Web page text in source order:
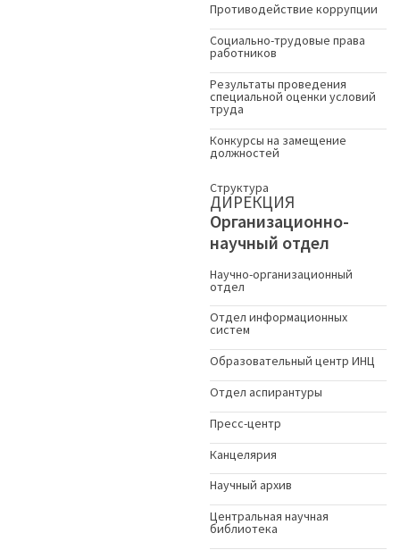
Противодействие коррупции
Социально-трудовые права
работников
Результаты проведения
специальной оценки условий
труда
Конкурсы на замещение
должностей
Структура
ДИРЕКЦИЯ
Организационно-
научный отдел
Научно-организационный
отдел
Отдел информационных
систем
Образовательный центр ИНЦ
Отдел аспирантуры
Пресс-центр
Канцелярия
Научный архив
Центральная научная
библиотека